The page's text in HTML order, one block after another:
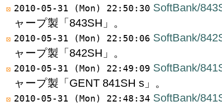
2010-05-31 (Mon) 22:50:30 SoftBank/
ャープ製「843SH」。
2010-05-31 (Mon) 22:50:06 SoftBank/
ャープ製「842SH」。
2010-05-31 (Mon) 22:49:09 SoftBank/
ャープ製「GENT 841SH s」。
2010-05-31 (Mon) 22:48:34 SoftBank/